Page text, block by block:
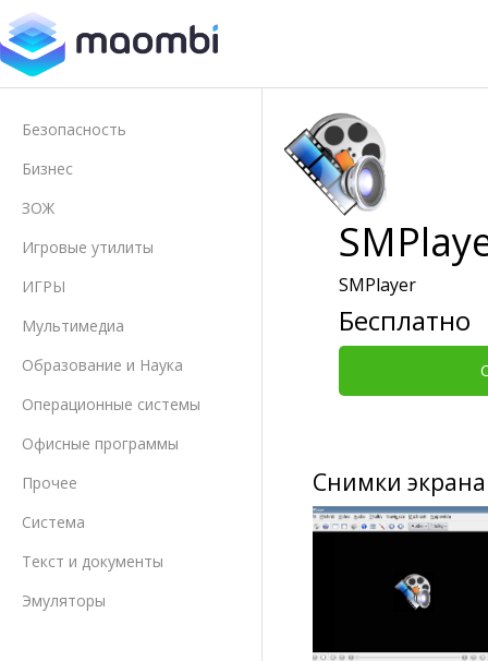
Безопасность
Бизнес
ЗОЖ
Игровые утилиты
ИГРЫ
Мультимедиа
Образование и Наука
Операционные системы
Офисные программы
Прочее
Система
Текст и документы
Эмуляторы
SMPlayer
Бесплатно
Снимки экрана